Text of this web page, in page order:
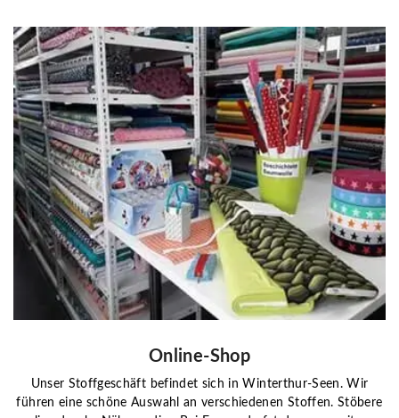
Online-Shop
Unser Stoffgeschäft befindet sich in Winterthur-Seen. Wir
führen eine schöne Auswahl an verschiedenen Stoffen. Stöbere